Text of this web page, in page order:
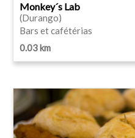
Monkey´s Lab
(Durango)
Bars et cafétérias
0.03 km